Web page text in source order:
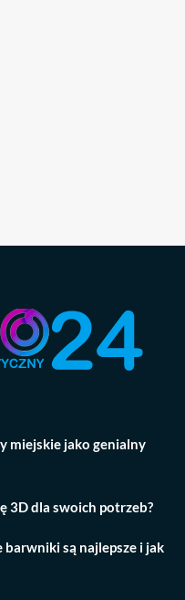
miejskie jako genialny
3D dla swoich potrzeb?
są najlepsze i jak